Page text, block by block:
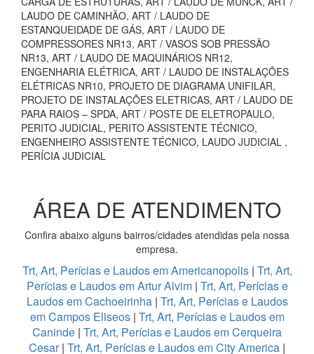
LAUDO DE CAMINHÃO, ART / LAUDO DE
ESTANQUEIDADE DE GÁS, ART / LAUDO DE
COMPRESSORES NR13, ART / VASOS SOB PRESSÃO
NR13, ART / LAUDO DE MAQUINÁRIOS NR12,
ENGENHARIA ELÉTRICA, ART / LAUDO DE INSTALAÇÕES
ELÉTRICAS NR10, PROJETO DE DIAGRAMA UNIFILAR,
PROJETO DE INSTALAÇÕES ELETRICAS, ART / LAUDO DE
PARA RAIOS – SPDA, ART / POSTE DE ELETROPAULO,
PERITO JUDICIAL, PERITO ASSISTENTE TÉCNICO,
ENGENHEIRO ASSISTENTE TÉCNICO, LAUDO JUDICIAL ,
PERÍCIA JUDICIAL
ÁREA DE ATENDIMENTO
Confira abaixo alguns bairros/cidades atendidas pela nossa
empresa.
Trt, Art, Perícias e Laudos em Americanopolis | Trt, Art,
Perícias e Laudos em Artur Alvim | Trt, Art, Perícias e
Laudos em Cachoeirinha| Trt, Art, Perícias e Laudos
em Campos Eliseos | Trt, Art, Perícias e Laudos em
Caninde | Trt, Art, Perícias e Laudos em Cerqueira
Cesar| Trt, Art, Perícias e Laudos em City America |